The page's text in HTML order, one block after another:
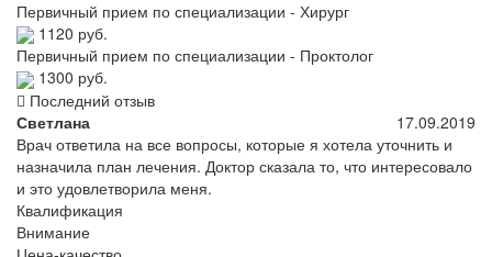
Первичный прием по специализации - Хирург
1120 руб.
Первичный прием по специализации - Проктолог
1300 руб.
Последний отзыв
Светлана
17.09.2019
Врач ответила на все вопросы, которые я хотела уточнить и
назначила план лечения. Доктор сказала то, что интересовало
и это удовлетворила меня.
Квалификация
Внимание